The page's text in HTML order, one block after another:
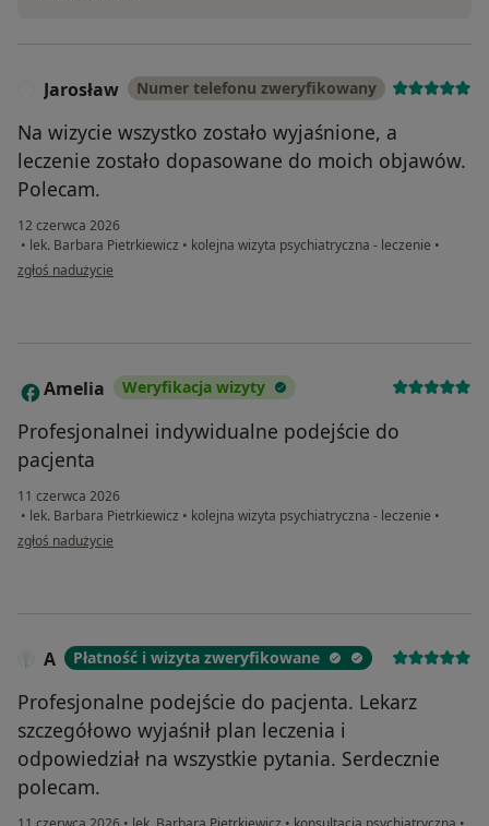
Jarosław Numer telefonu zweryfikowany
Na wizycie wszystko zostało wyjaśnione, a
leczenie zostało dopasowane do moich objawów.
Polecam.
12 czerwca 2026
• lek. Barbara Pietrkiewicz • kolejna wizyta psychiatryczna - leczenie •
w opinii użytkownika Jarosław
zgłoś nadużycie
A Amelia Weryfikacja wizyty
Profesjonalnei indywidualne podejście do
pacjenta
11 czerwca 2026
• lek. Barbara Pietrkiewicz • kolejna wizyta psychiatryczna - leczenie •
w opinii użytkownika Amelia
zgłoś nadużycie
A Płatność i wizyta zweryfikowane
Profesjonalne podejście do pacjenta. Lekarz
szczegółowo wyjaśnił plan leczenia i
odpowiedział na wszystkie pytania. Serdecznie
polecam.